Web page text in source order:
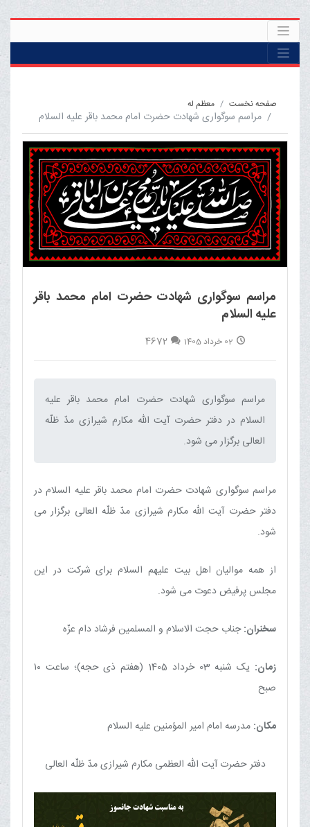
صفحه نخست معظم له
مراسم سوگواری شهادت حضرت امام محمد باقر علیه السلام
مراسم سوگواری شهادت حضرت امام محمد باقر
علیه السلام
02 خرداد 1405 4672
مراسم سوگواری شهادت حضرت امام محمد باقر علیه
السلام در دفتر حضرت آیت الله مکارم شیرازی مدّ ظلّه
العالی برگزار می شود.‌
مراسم سوگواری شهادت حضرت امام محمد باقر علیه السلام در
دفتر حضرت آیت الله مکارم شیرازی مدّ ظلّه العالی برگزار می
شود.
از همه موالیان اهل بیت علیهم السلام برای شرکت در این
مجلس پرفیض دعوت می شود.
سخنران:جناب حجت الاسلام و المسلمین فرشاد دام عزّه
زمان:
یک شنبه 03 خرداد 1405 (هفتم ذی حجه)؛ ساعت ۱۰
صبح
مکان: مدرسه امام امیر المؤمنين عليه السلام
دفتر حضرت آیت الله العظمی مکارم شیرازی مدّ ظلّه العالی